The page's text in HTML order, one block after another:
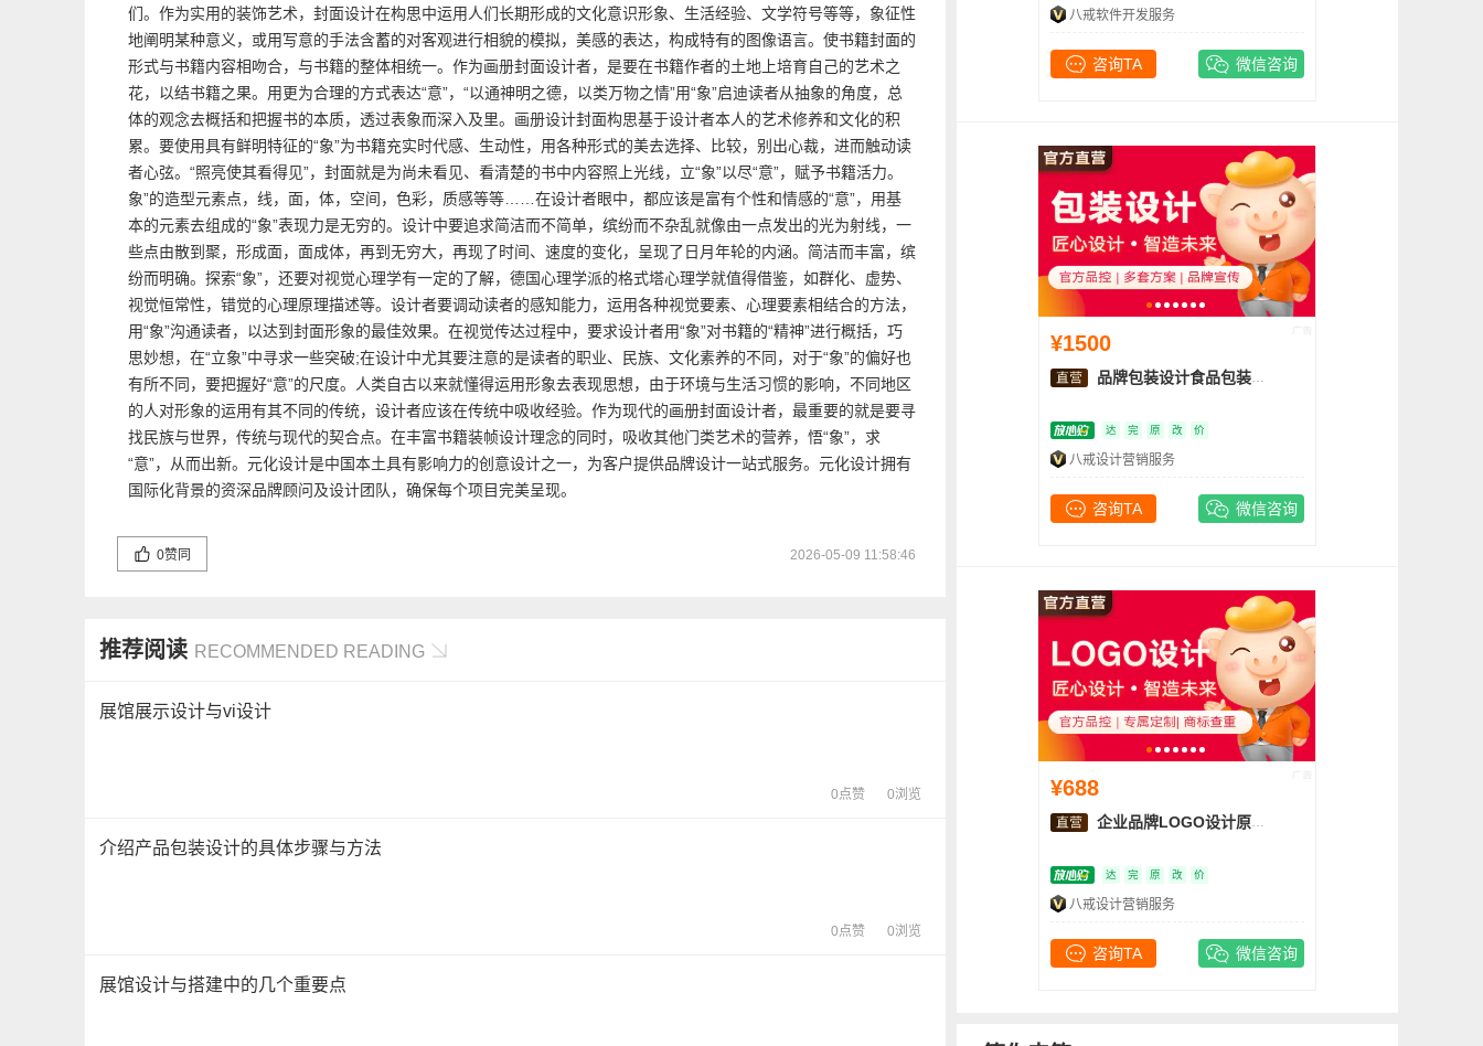
八戒软件开发服务
咨询TA 微信咨询
¥1500
品牌包装设计食品包装盒礼盒插画设计产品包装袋设计
达 完 原 改 价
八戒设计营销服务
咨询TA 微信咨询
¥688
企业品牌LOGO设计原创品牌logo商标设计AI
达 完 原 改 价
八戒设计营销服务
咨询TA 微信咨询
们。作为实用的装饰艺术，封面设计在构思中运用人们长期形成的文化意识形象、生活经验、文学符号等等，象征性
地阐明某种意义，或用写意的手法含蓄的对客观进行相貌的模拟，美感的表达，构成特有的图像语言。使书籍封面的
形式与书籍内容相吻合，与书籍的整体相统一。作为画册封面设计者，是要在书籍作者的土地上培育自己的艺术之
花，以结书籍之果。用更为合理的方式表达“意”，“以通神明之德，以类万物之情”用“象”启迪读者从抽象的角度，总
体的观念去概括和把握书的本质，透过表象而深入及里。画册设计封面构思基于设计者本人的艺术修养和文化的积
累。要使用具有鲜明特征的“象”为书籍充实时代感、生动性，用各种形式的美去选择、比较，别出心裁，进而触动读
者心弦。“照亮使其看得见”，封面就是为尚未看见、看清楚的书中内容照上光线，立“象”以尽“意”，赋予书籍活力。
象”的造型元素点，线，面，体，空间，色彩，质感等等……在设计者眼中，都应该是富有个性和情感的“意”，用基
本的元素去组成的“象”表现力是无穷的。设计中要追求简洁而不简单，缤纷而不杂乱就像由一点发出的光为射线，一
些点由散到聚，形成面，面成体，再到无穷大，再现了时间、速度的变化，呈现了日月年轮的内涵。简洁而丰富，缤
纷而明确。探索“象”，还要对视觉心理学有一定的了解，德国心理学派的格式塔心理学就值得借鉴，如群化、虚势、
视觉恒常性，错觉的心理原理描述等。设计者要调动读者的感知能力，运用各种视觉要素、心理要素相结合的方法，
用“象”沟通读者，以达到封面形象的最佳效果。在视觉传达过程中，要求设计者用“象”对书籍的“精神”进行概括，巧
思妙想，在“立象”中寻求一些突破;在设计中尤其要注意的是读者的职业、民族、文化素养的不同，对于“象”的偏好也
有所不同，要把握好“意”的尺度。人类自古以来就懂得运用形象去表现思想，由于环境与生活习惯的影响，不同地区
的人对形象的运用有其不同的传统，设计者应该在传统中吸收经验。作为现代的画册封面设计者，最重要的就是要寻
找民族与世界，传统与现代的契合点。在丰富书籍装帧设计理念的同时，吸收其他门类艺术的营养，悟“象”，求
“意”，从而出新。元化设计是中国本土具有影响力的创意设计之一，为客户提供品牌设计一站式服务。元化设计拥有
国际化背景的资深品牌顾问及设计团队，确保每个项目完美呈现。
0赞同 2026-05-09 11:58:46
推荐阅读 RECOMMENDED READING
展馆展示设计与vi设计
0浏览
0点赞
介绍产品包装设计的具体步骤与方法
0浏览
0点赞
展馆设计与搭建中的几个重要点